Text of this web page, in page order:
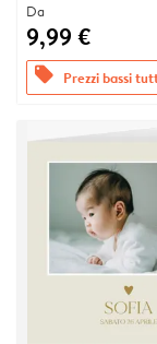
Da
9,99 €
offers Prezzi bassi